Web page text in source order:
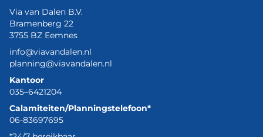
Via van Dalen B.V.
Bramenberg 22
3755 BZ Eemnes
info@viavandalen.nl
planning@viavandalen.nl
Kantoor
035–6421204
Calamiteiten/Planningstelefoon*
06-83697695